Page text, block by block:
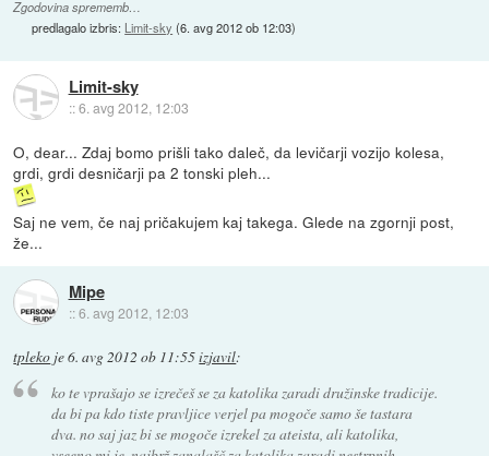
Zgodovina sprememb…
predlagalo izbris: Limit-sky (6. avg 2012 ob 12:03)
Limit-sky
::6. avg 2012, 12:03
O, dear... Zdaj bomo prišli tako daleč, da levičarji vozijo kolesa,
grdi, grdi desničarji pa 2 tonski pleh...
Saj ne vem, če naj pričakujem kaj takega. Glede na zgornji post,
že...
Mipe
::6. avg 2012, 12:03
tpleko je6. avg 2012 ob 11:55izjavil:
ko te vprašajo se izrečeš se za katolika zaradi družinske tradicije.
da bi pa kdo tiste pravljice verjel pa mogoče samo še tastara
dva. no saj jaz bi se mogoče izrekel za ateista, ali katolika,